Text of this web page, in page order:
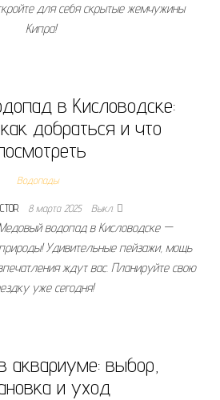
для себя скрытые жемчужины
Кипра!
в Кисловодске:
добраться и что
Водопады
8 марта 2025 Выкл.
водопад в Кисловодске —
Удивительные пейзажи, мощь
ждут вас. Планируйте свою
уже сегодня!
аквариуме: выбор,
и уход